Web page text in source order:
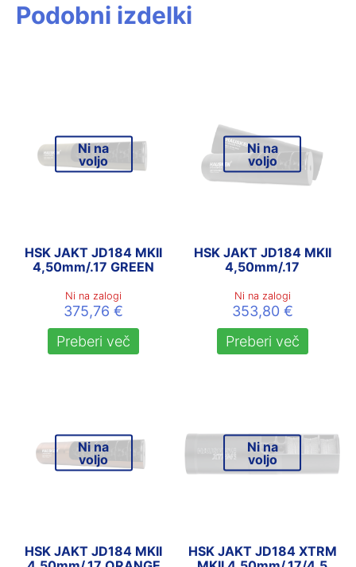
Podobni izdelki
Ni na
voljo
HSK JAKT JD184 MKII
4,50mm/.17 GREEN
Ni na zalogi
375,76€
Preberi več
Ni na
voljo
HSK JAKT JD184 MKII
4,50mm/.17
Ni na zalogi
353,80 €
Preberi več
Ni na
voljo
HSK JAKT JD184 MKII
Ni na
voljo
HSK JAKT JD184 XTRM